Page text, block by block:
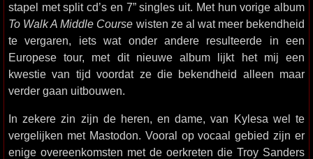
stapel met split cd’s en 7” singles uit. Met hun vorige album
To Walk A Middle Course wisten ze al wat meer bekendheid
te vergaren, iets wat onder andere resulteerde in een
Europese tour, met dit nieuwe album lijkt het mij een
kwestie van tijd voordat ze die bekendheid alleen maar
verder gaan uitbouwen.
In zekere zin zijn de heren, en dame, van Kylesa wel te
vergelijken met Mastodon. Vooral op vocaal gebied zijn er
enige overeenkomsten met de oerkreten die Troy Sanders